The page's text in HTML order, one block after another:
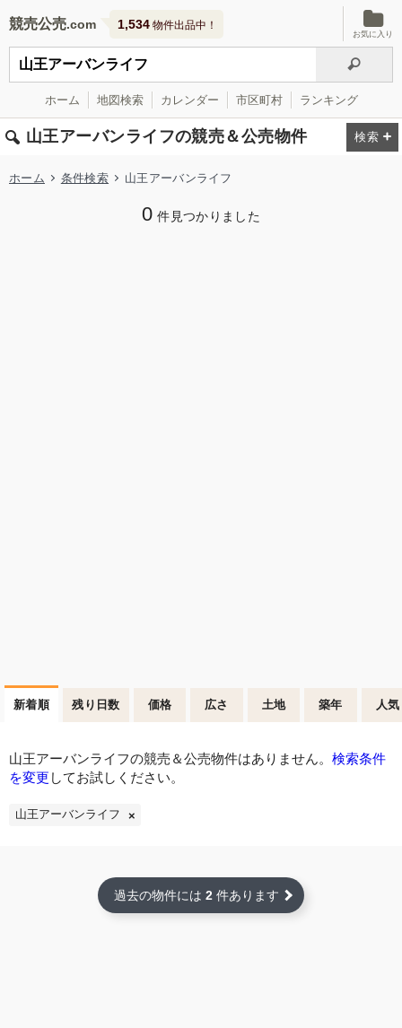
競売公売 1,534 物件出品中！
お気に入り
ホーム 地図検索 カレンダー 市区町村 ランキング
山王アーバンライフの競売＆公売物件
ホーム 条件検索 山王アーバンライフ
0 件見つかりました
新着順 残り日数 価格 広さ 土地 築年 人気
山王アーバンライフの競売＆公売物件はありません。 検索条件
を変更 してお試しください。
山王アーバンライフ
過去の物件には 2 件あります